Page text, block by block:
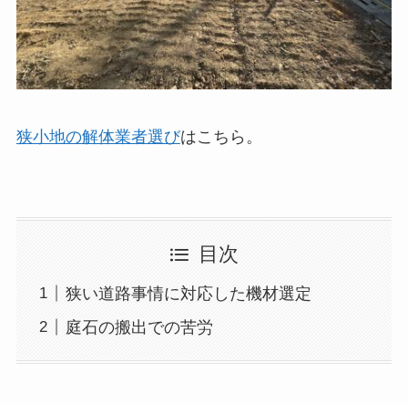
狭小地の解体業者選びはこちら。
目次
狭い道路事情に対応した機材選定
庭石の搬出での苦労